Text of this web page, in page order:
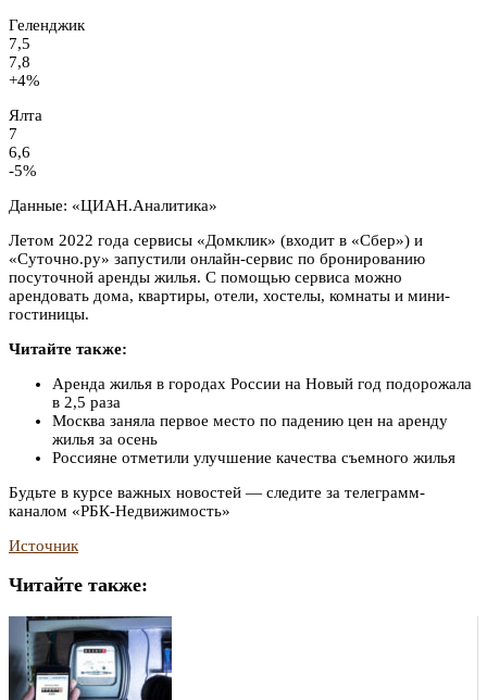
Геленджик
7,5
7,8
+4%
Ялта
7
6,6
-5%
Данные: «ЦИАН.Аналитика»
Летом 2022 года сервисы «Домклик» (входит в «Сбер») и
«Суточно.ру» запустили онлайн-сервис по бронированию
посуточной аренды жилья. С помощью сервиса можно
арендовать дома, квартиры, отели, хостелы, комнаты и мини-
гостиницы.
Читайте также:
Аренда жилья в городах России на Новый год подорожала
в 2,5 раза
Москва заняла первое место по падению цен на аренду
жилья за осень
Россияне отметили улучшение качества съемного жилья
Будьте в курсе важных новостей — следите за телеграмм-
каналом «РБК-Недвижимость»
Источник
Читайте также: